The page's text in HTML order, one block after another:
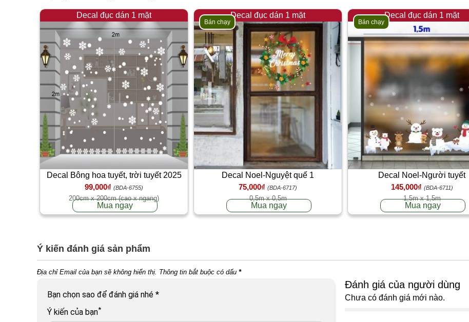
Decal đục dán 1 mặt
Decal Bông hoa tuyết, trời tuyết 2025
99,000₫ (BDA-6755)
200cm x 200cm (cao x ngang)
Mua ngay
Decal đục dán 1 mặt
Bán chạy
Decal Noel-Nguyệt quế 1
75,000₫ (BDA-6717)
0,5m x 0,5m
Mua ngay
Decal đục dán 1 mặt
Bán chạy
Decal Noel-Người tuyết
145,000₫ (BDA-6711)
1,5m x 1,5m
Mua ngay
Ý kiến đánh giá sản phẩm
Địa chỉ Email của bạn sẽ không hiển thị. Thông tin bắt buộc có dấu *
Bạn chọn sao để đánh giá nhé *
Ý kiến của bạn*
Đánh giá của người dùng
Chưa có đánh giá mới nào.